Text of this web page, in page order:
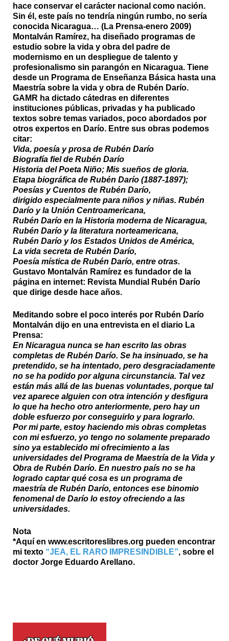
hace conservar el carácter nacional como nación.
Sin él, este país no tendría ningún rumbo, no sería
conocida Nicaragua… (La Prensa-enero 2009)
Montalván Ramírez, ha diseñado programas de
estudio sobre la vida y obra del padre de
modernismo en un despliegue de talento y
profesionalismo sin parangón en Nicaragua. Tiene
desde un Programa de Enseñanza Básica hasta una
Maestría sobre la vida y obra de Rubén Darío.
GAMR ha dictado cátedras en diferentes
instituciones públicas, privadas y ha publicado
textos sobre temas variados, poco abordados por
otros expertos en Darío. Entre sus obras podemos
citar:
Vida, poesía y prosa de Rubén Darío
Biografía fiel de Rubén Darío
Historia del Poeta Niño; Mis sueños de gloria.
Etapa biográfica de Rubén Darío (1887-1897);
Poesías y Cuentos de Rubén Darío,
dirigido especialmente para niños y niñas. Rubén
Darío y la Unión Centroamericana,
Rubén Darío en la Historia moderna de Nicaragua,
Rubén Darío y la literatura norteamericana,
Rubén Darío y los Estados Unidos de América,
La vida secreta de Rubén Darío,
Poesía mística de Rubén Darío, entre otras.
Gustavo Montalván Ramírez es fundador de la
página en internet: Revista Mundial Rubén Darío
que dirige desde hace años.
Meditando sobre el poco interés por Rubén Darío
Montalván dijo en una entrevista en el diario La
Prensa:
En Nicaragua nunca se han escrito las obras
completas de Rubén Darío. Se ha insinuado, se ha
pretendido, se ha intentado, pero desgraciadamente
no se ha podido por alguna circunstancia. Tal vez
están más allá de las buenas voluntades, porque tal
vez aparece alguien con otra intención y desfigura
lo que ha hecho otro anteriormente, pero hay un
doble esfuerzo por conseguirlo y para lograrlo.
Por mi parte, estoy haciendo mis obras completas
con mi esfuerzo, yo tengo no solamente preparado
sino ya establecido mi ofrecimiento a las
universidades del Programa de Maestría de la Vida y
Obra de Rubén Darío. En nuestro país no se ha
logrado captar qué cosa es un programa de
maestría de Rubén Darío, entonces ese binomio
fenomenal de Darío lo estoy ofreciendo a las
universidades.
Nota
*Aquí en www.escritoreslibres.org pueden encontrar
mi texto “JEA, EL RARO IMPRESINDIBLE”, sobre el
doctor Jorge Eduardo Arellano.